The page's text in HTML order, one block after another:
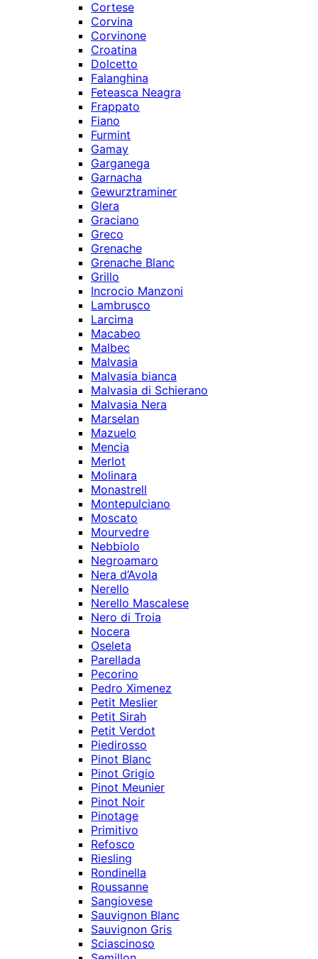
Cortese
Corvina
Corvinone
Croatina
Dolcetto
Falanghina
Feteasca Neagra
Frappato
Fiano
Furmint
Gamay
Garganega
Garnacha
Gewurztraminer
Glera
Graciano
Greco
Grenache
Grenache Blanc
Grillo
Incrocio Manzoni
Lambrusco
Larcima
Macabeo
Malbec
Malvasia
Malvasia bianca
Malvasia di Schierano
Malvasia Nera
Marselan
Mazuelo
Mencia
Merlot
Molinara
Monastrell
Montepulciano
Moscato
Mourvedre
Nebbiolo
Negroamaro
Nera d’Avola
Nerello
Nerello Mascalese
Nero di Troia
Nocera
Oseleta
Parellada
Pecorino
Pedro Ximenez
Petit Meslier
Petit Sirah
Petit Verdot
Piedirosso
Pinot Blanc
Pinot Grigio
Pinot Meunier
Pinot Noir
Pinotage
Primitivo
Refosco
Riesling
Rondinella
Roussanne
Sangiovese
Sauvignon Blanc
Sauvignon Gris
Sciascinoso